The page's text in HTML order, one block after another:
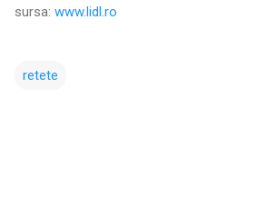
sursa: www.lidl.ro
retete